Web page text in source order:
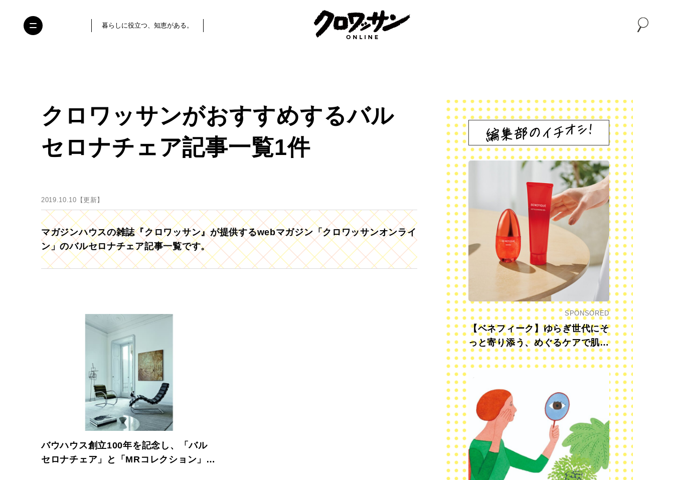
暮らしに役立つ、知恵がある。
クロワッサンがおすすめするバル
セロナチェア記事一覧1件
2019.10.10【更新】
マガジンハウスの雑誌『クロワッサン』が提供するwebマガジン「クロワッサンオンライ
ン」のバルセロナチェア記事一覧です。
バウハウス創立100年を記念し、「バル
セロナチェア」と「MRコレクション」が
SPONSORED
【ベネフィーク】ゆらぎ世代にそ
っと寄り添う、めぐるケアで肌も
心も前向きに